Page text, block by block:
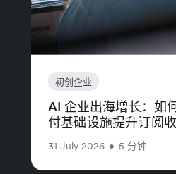
初创企业
AI 企业出海增长：如
付基础设施提升订阅
31 July 2026 • 5 分钟